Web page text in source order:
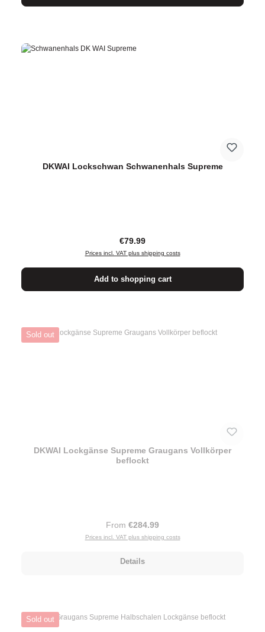
DKWAI Lockschwan Schwanenhals Supreme
Regular price:
€79.99
Prices incl. VAT plus shipping costs
Add to shopping cart
Sold out
DKWAI Lockgänse Supreme Graugans Vollkörper
beflockt
Regular price:
From €284.99
Prices incl. VAT plus shipping costs
Details
Sold out